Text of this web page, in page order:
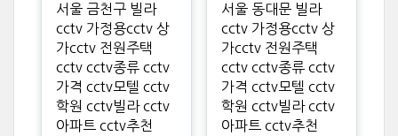
서울 금천구 빌라
cctv 가정용cctv 상
가cctv 전원주택
cctv cctv종류 cctv
가격 cctv모텔 cctv
학원 cctv빌라 cctv
아파트 cctv추천
서울 동대문 빌라
cctv 가정용cctv 상
가cctv 전원주택
cctv cctv종류 cctv
가격 cctv모텔 cctv
학원 cctv빌라 cctv
아파트 cctv추천